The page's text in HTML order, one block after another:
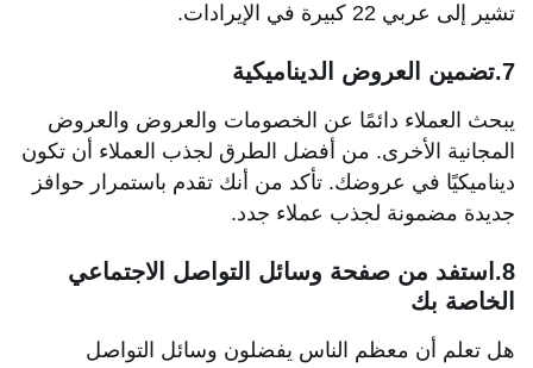
تشير إلى عربي 22 كبيرة في الإيرادات.
7.تضمين العروض الديناميكية
يبحث العملاء دائمًا عن الخصومات والعروض والعروض
المجانية الأخرى. من أفضل الطرق لجذب العملاء أن تكون
ديناميكيًا في عروضك. تأكد من أنك تقدم باستمرار حوافز
جديدة مضمونة لجذب عملاء جدد.
8.استفد من صفحة وسائل التواصل الاجتماعي
الخاصة بك
هل تعلم أن معظم الناس يفضلون وسائل التواصل